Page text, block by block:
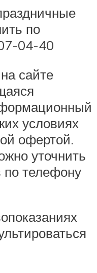
по
04-40
сайте
условиях
офертой.
уточнить
телефону